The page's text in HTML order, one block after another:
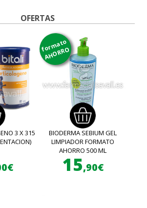
OFERTAS
3 X 315
formato
AHORRO
BIODERMA SEBIUM GEL
LIMPIADOR FORMATO
AHORRO 500 ML
15,90€